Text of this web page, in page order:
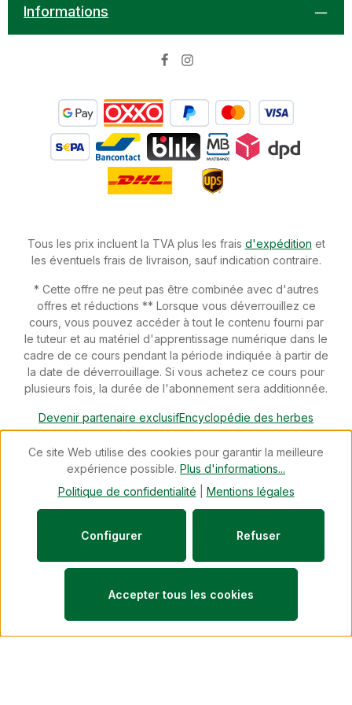
d`expert: Les problème buccales sont souvent liés à
d`argan bio, huile dàrbre à encrens, huile de sauge,
jour sur les dents et les gencives si besoinGarder à un
endroit froid et sombre!Secouer avant utilisation!Nocif
poGarder à un endroit froid et sombre!Secouer avant
utilisation!Contient de l‘huile d‘encens, de l‘huile de
fenouil doux, de l‘huile d‘anis étoilé Peut produire une
réaction allergique.Tenir hors de la portée des enfants.
Informations
Tous les prix incluent la TVA plus les frais d'expédition et
les éventuels frais de livraison, sauf indication contraire.
* Cette offre ne peut pas être combinée avec d'autres
offres et réductions ** Lorsque vous déverrouillez ce
cours, vous pouvez accéder à tout le contenu fourni par
le tuteur et au matériel d'apprentissage numérique dans le
cadre de ce cours pendant la période indiquée à partir de
la date de déverrouillage. Si vous achetez ce cours pour
plusieurs fois, la durée de l'abonnement sera additionnée.
© 2026 cdVet Naturprodukte - with byZenit Design
Devenir partenaire exclusifEncyclopédie des herbes
TéléchargementsDevenir conseiller spécialiséNewsletter
Blog
Révoquer un contrat
Ce site Web utilise des cookies pour garantir la meilleure
expérience possible. Plus d'informations...
Politique de confidentialité
Mentions légales
Refuser
Configurer
Accepter tous les cookies